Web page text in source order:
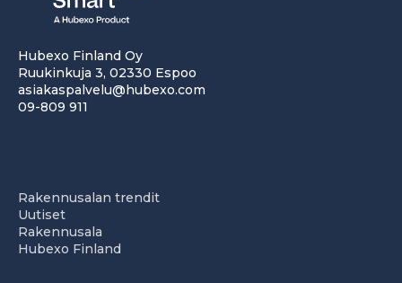
Hubexo Finland Oy
Ruukinkuja 3, 02330 Espoo
asiakaspalvelu@hubexo.com
09-809 911
Rakennusalan trendit
Uutiset
Rakennusala
Hubexo Finland